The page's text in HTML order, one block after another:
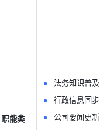
职能类
法务知识普及
行政信息同步
公司要闻更新